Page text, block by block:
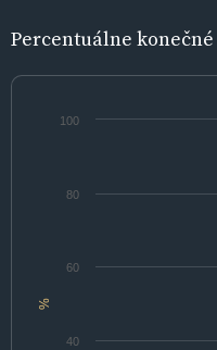
Percentuálne konečné
%
40
60
80
100